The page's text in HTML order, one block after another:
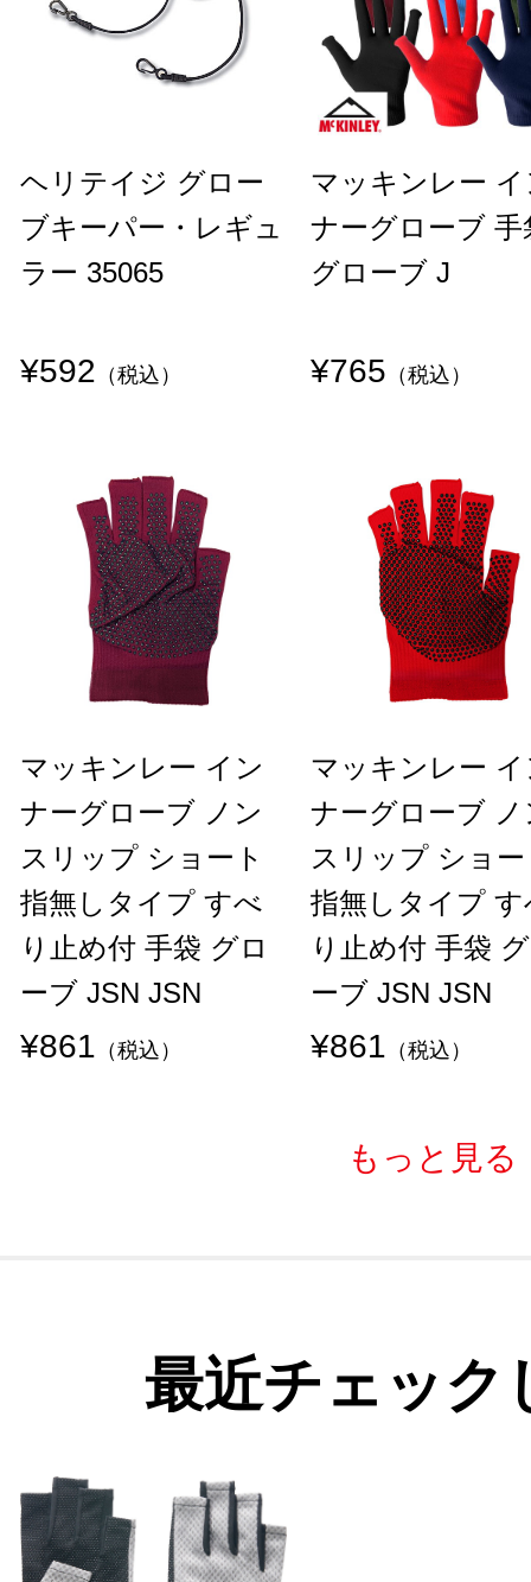
ヘリテイジ グロー
ブキーパー・レギュ
ラー 35065
¥592 （税込）
マッキンレー
ナーグローブ 手
グローブ J
¥765 （税込）
マッキンレー イン
ナーグローブ ノン
スリップ ショート
指無しタイプ すべ
り止め付 手袋 グロ
ーブ JSN JSN
¥861 （税込）
マッキンレー
ナーグローブ ノ
スリップ ショ
指無しタイプ す
り止め付 手袋
ーブ JSN JSN
¥861 （税込）
もっと見る
最近チェック